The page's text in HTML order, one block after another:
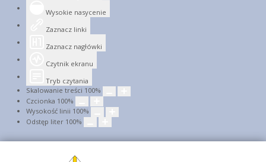
Wysokie nasycenie
Zaznacz linki
Zaznacz nagłówki
Czytnik ekranu
Tryb czytania
Skalowanie treści 100%
Czcionka 100%
Wysokość linii 100%
Odstęp liter 100%